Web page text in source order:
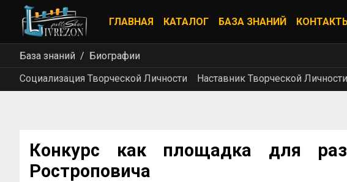
ГЛАВНАЯ КАТАЛОГ БАЗА ЗНАНИЙ
База знаний
Биографии
Социализация Творческой Личности
Наставник Творческой Личности
Конкурс как площадка для
Ростроповича